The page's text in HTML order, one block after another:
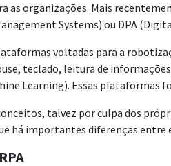
as organizações. Mais
Systems) ou DPA
voltadas para a
teclado, leitura de
Learning). Essas plataformas
talvez por culpa dos
há importantes diferenças entre